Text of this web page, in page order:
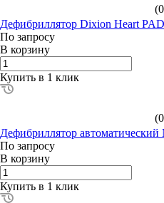
Дефибриллятор Dixion Heart PAD
По запросу
В корзину
Купить в 1 клик
Дефибриллятор
По запросу
В корзину
Купить в 1 клик